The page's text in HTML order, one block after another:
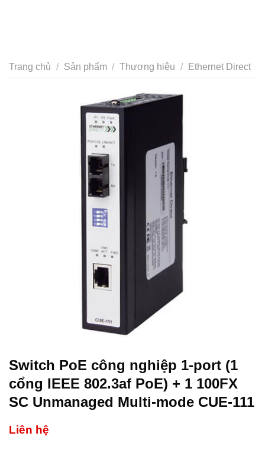
Trang chủ / Sản phẩm / Thương hiệu / Ethernet Direct
Switch PoE công nghiệp 1-port (1
cổng IEEE 802.3af PoE) + 1 100FX
SC Unmanaged Multi-mode CUE-111
Liên hệ